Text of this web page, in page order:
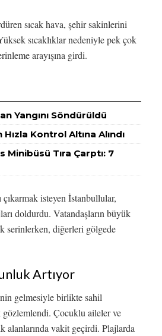
sıcak hava, şehir sakinlerini
sıcaklıklar nedeniyle pek çok
arayışına girdi.
Yangını Söndürüldü
Hızla Kontrol Altına Alındı
Minibüsü Tıra Çarptı: 7
çıkarmak isteyen İstanbullular,
doldurdu. Vatandaşların büyük
serinlerken, diğerleri gölgede
Artıyor
gelmesiyle birlikte sahil
Çocuklu aileler ve
alanlarında vakit geçirdi. Plajlarda